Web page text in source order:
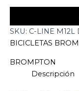
SKU: C-LINE M12L
BICICLETAS
BROMPTON
Descripción